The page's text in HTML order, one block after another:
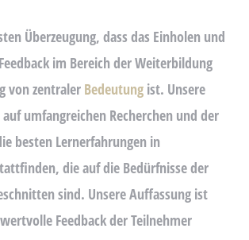
Überzeugung, dass das Einholen und
im Bereich der Weiterbildung
von zentraler Bedeutung ist. Unsere
umfangreichen Recherchen und der
besten Lernerfahrungen in
die auf die Bedürfnisse der
sind. Unsere Auffassung ist
Feedback der Teilnehmer